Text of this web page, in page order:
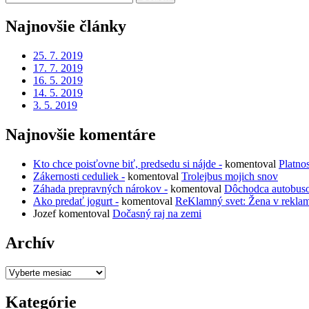
for:
Najnovšie články
25. 7. 2019
17. 7. 2019
16. 5. 2019
14. 5. 2019
3. 5. 2019
Najnovšie komentáre
Kto chce poisťovne biť, predsedu si nájde - komentoval
Zákernosti ceduliek - komentoval Trolejbus mojich snov
Záhada prepravných nárokov - komentoval Dôchodca
Ako predať jogurt - komentoval ReKlamný svet: Žena v
Jozefkomentoval Dočasný raj na zemi
Archív
Archív
Kategórie